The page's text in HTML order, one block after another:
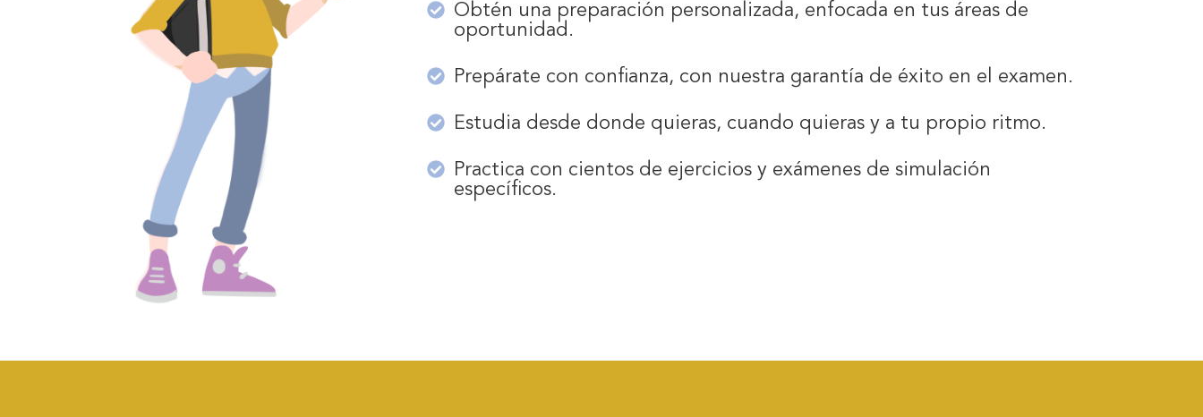
Obtén una preparación personalizada, enfocada en tus áreas de
oportunidad.
Prepárate con confianza, con nuestra garantía de éxito en el examen.
Estudia desde donde quieras, cuando quieras y a tu propio ritmo.
Practica con cientos de ejercicios y exámenes de simulación
específicos.